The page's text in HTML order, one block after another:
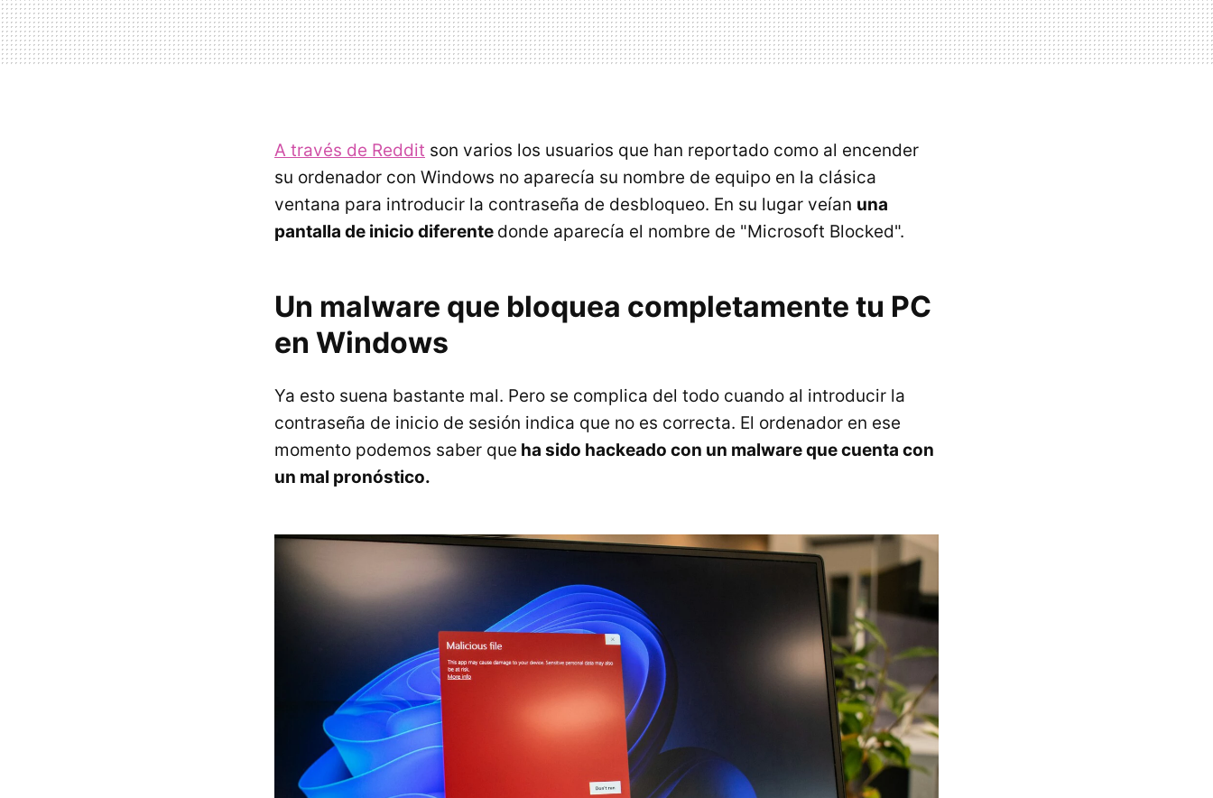
A través de Reddit son varios los usuarios que han reportado como al encender
su ordenador con Windows no aparecía su nombre de equipo en la clásica
ventana para introducir la contraseña de desbloqueo. En su lugar veían una
pantalla de inicio diferente donde aparecía el nombre de "Microsoft Blocked".
Un malware que bloquea completamente tu PC
en Windows
Ya esto suena bastante mal. Pero se complica del todo cuando al introducir la
contraseña de inicio de sesión indica que no es correcta. El ordenador en ese
momento podemos saber que ha sido hackeado con un malware que cuenta con
un mal pronóstico.